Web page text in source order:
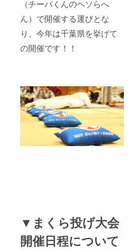
（チーバくんのヘソらへ
ん）で開催する運びとな
り、今年は千葉県を挙げて
の開催です！！
▼まくら投げ大会
開催日程について